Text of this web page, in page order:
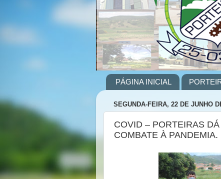
PÁGINA INICIAL
SEGUNDA-FEIRA, 22 DE JUNHO
COVID – PORTEIRAS
COMBATE À PANDEMIA.